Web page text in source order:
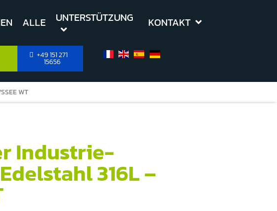
ALLE UNTERSTÜTZUNG KONTAKT
+49 151 271
15656
WT
Industrie-
316L –